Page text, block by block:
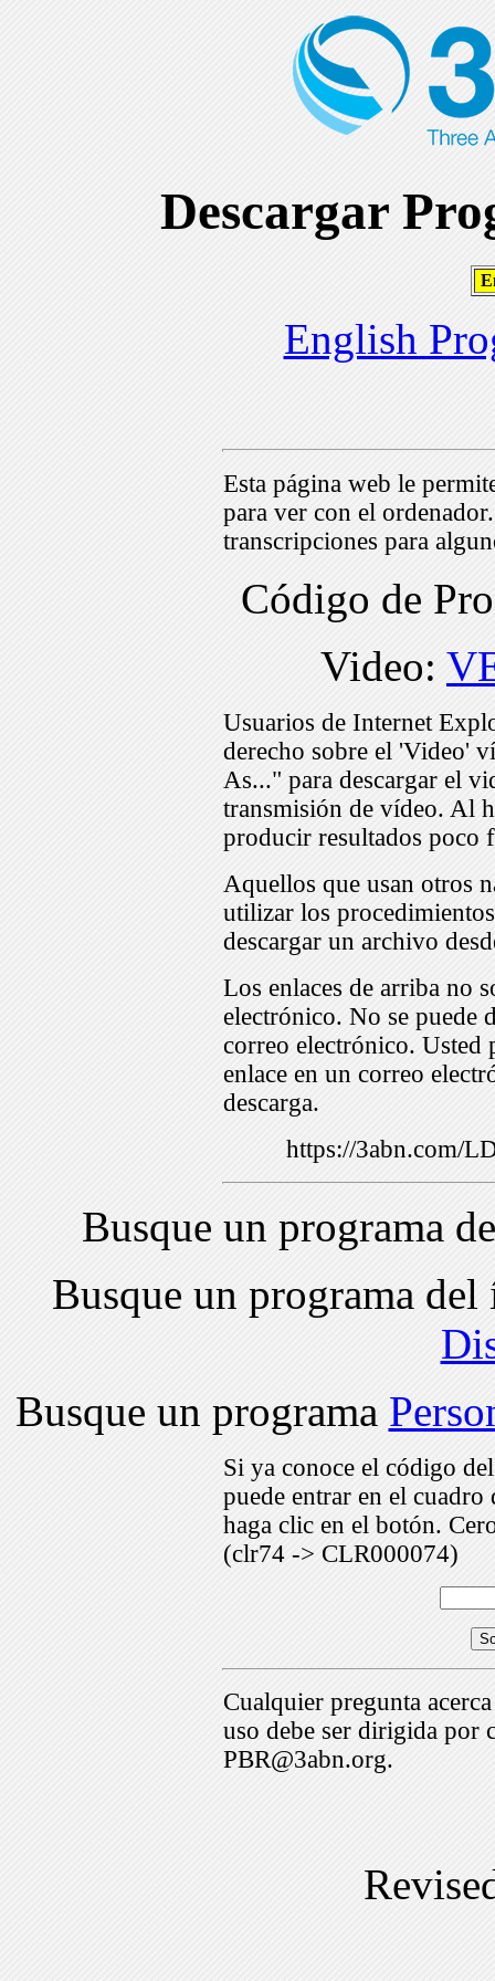
Descargar
English
Esta página web le
para ver con el
transcripciones para
Código de
Video:
Usuarios de Internet
derecho sobre el 'Video'
As..." para descargar el
transmisión de vídeo. Al
producir resultados poco
Aquellos que usan otros
utilizar los
descargar un archivo
Los enlaces de arriba no
electrónico. No se puede
correo electrónico. Usted
enlace en un correo
descarga.
https://3abn.com/
Busque un programa
Busque un programa
Busque un programa
Si ya conoce el código
puede entrar en el
haga clic en el botón.
(clr74 -> CLR000074)
Cualquier pregunta
uso debe ser dirigida por
PBR@3abn.org.